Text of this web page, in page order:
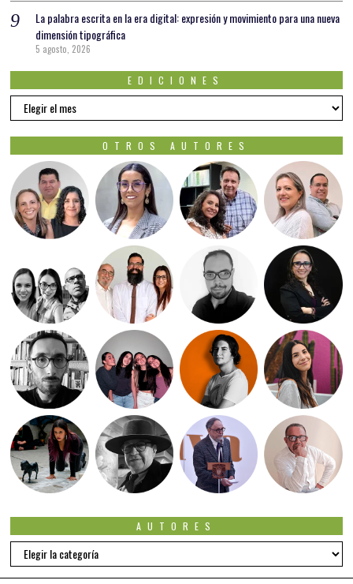
La palabra escrita en la era digital: expresión y movimiento para una nueva
dimensión tipográfica
5 agosto, 2026
EDICIONES
EDICIONES
OTROS AUTORES
AUTORES
Autores